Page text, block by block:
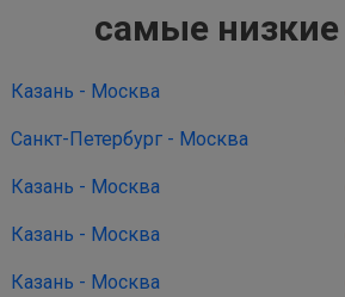
самые
Казань - Москва
Санкт-Петербург - Москва
Казань - Москва
Казань - Москва
Казань - Москва